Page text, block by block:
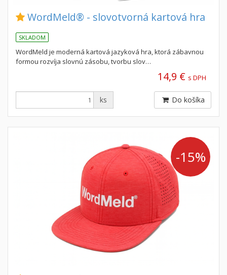
WordMeld® - slovotvorná kartová hra
SKLADOM
WordMeld je moderná kartová jazyková hra, ktorá zábavnou
formou rozvíja slovnú zásobu, tvorbu slov…
14,9 € s DPH
ks Do košíka
-15%